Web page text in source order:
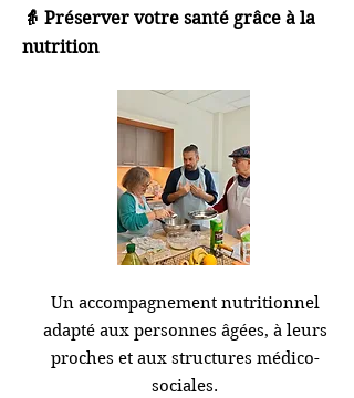
👵 Préserver votre santé grâce à la
nutrition
Un accompagnement nutritionnel
adapté aux personnes âgées, à leurs
proches et aux structures médico-
sociales.